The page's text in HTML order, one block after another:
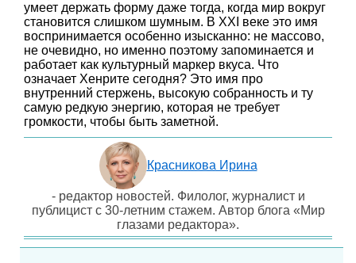
умеет держать форму даже тогда, когда мир вокруг
становится слишком шумным. В XXI веке это имя
воспринимается особенно изысканно: не массово,
не очевидно, но именно поэтому запоминается и
работает как культурный маркер вкуса. Что
означает Хенрите сегодня? Это имя про
внутренний стержень, высокую собранность и ту
самую редкую энергию, которая не требует
громкости, чтобы быть заметной.
Красникова Ирина
- редактор новостей. Филолог, журналист и
публицист с 30-летним стажем. Автор блога «Мир
глазами редактора».